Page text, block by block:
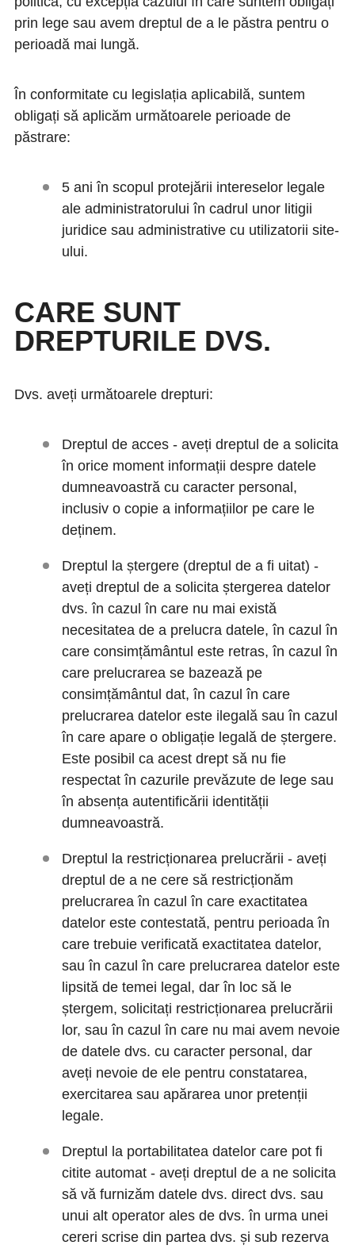
prin lege sau avem dreptul de a le păstra pentru o
perioadă mai lungă.
În conformitate cu legislația aplicabilă, suntem
obligați să aplicăm următoarele perioade de
păstrare:
5 ani în scopul protejării intereselor legale
ale administratorului în cadrul unor litigii
juridice sau administrative cu utilizatorii site-
ului.
CARE SUNT
DREPTURILE DVS.
Dvs. aveți următoarele drepturi:
Dreptul de acces - aveți dreptul de a solicita
în orice moment informații despre datele
dumneavoastră cu caracter personal,
inclusiv o copie a informațiilor pe care le
deținem.
Dreptul la ștergere (dreptul de a fi uitat) -
aveți dreptul de a solicita ștergerea datelor
dvs. în cazul în care nu mai există
necesitatea de a prelucra datele, în cazul în
care consimțământul este retras, în cazul în
care prelucrarea se bazează pe
consimțământul dat, în cazul în care
prelucrarea datelor este ilegală sau în cazul
în care apare o obligație legală de ștergere.
Este posibil ca acest drept să nu fie
respectat în cazurile prevăzute de lege sau
în absența autentificării identității
dumneavoastră.
Dreptul la restricționarea prelucrării - aveți
dreptul de a ne cere să restricționăm
prelucrarea în cazul în care exactitatea
datelor este contestată, pentru perioada în
care trebuie verificată exactitatea datelor,
sau în cazul în care prelucrarea datelor este
lipsită de temei legal, dar în loc să le
ștergem, solicitați restricționarea prelucrării
lor, sau în cazul în care nu mai avem nevoie
de datele dvs. cu caracter personal, dar
aveți nevoie de ele pentru constatarea,
exercitarea sau apărarea unor pretenții
legale.
Dreptul la portabilitatea datelor care pot fi
citite automat - aveți dreptul de a ne solicita
să vă furnizăm datele dvs. direct dvs. sau
unui alt operator ales de dvs. în urma unei
cereri scrise din partea dvs. și sub rezerva